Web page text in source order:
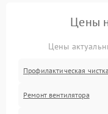
Цены
Цены
Профилактическая чистка
Ремонт вентилятора